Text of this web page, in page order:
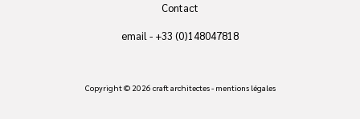
Contact
email - +33 (0)148047818
Copyright © 2026 craft architectes - mentions légales